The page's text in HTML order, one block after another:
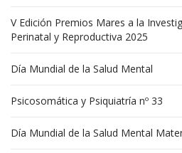
V Edición Premios Mares a la
Perinatal y Reproductiva 2025
Día Mundial de la Salud Mental
Psicosomática y Psiquiatría nº 33
Día Mundial de la Salud Mental